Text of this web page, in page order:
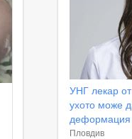
УНГ лекар
ухото може
деформация
Пловдив